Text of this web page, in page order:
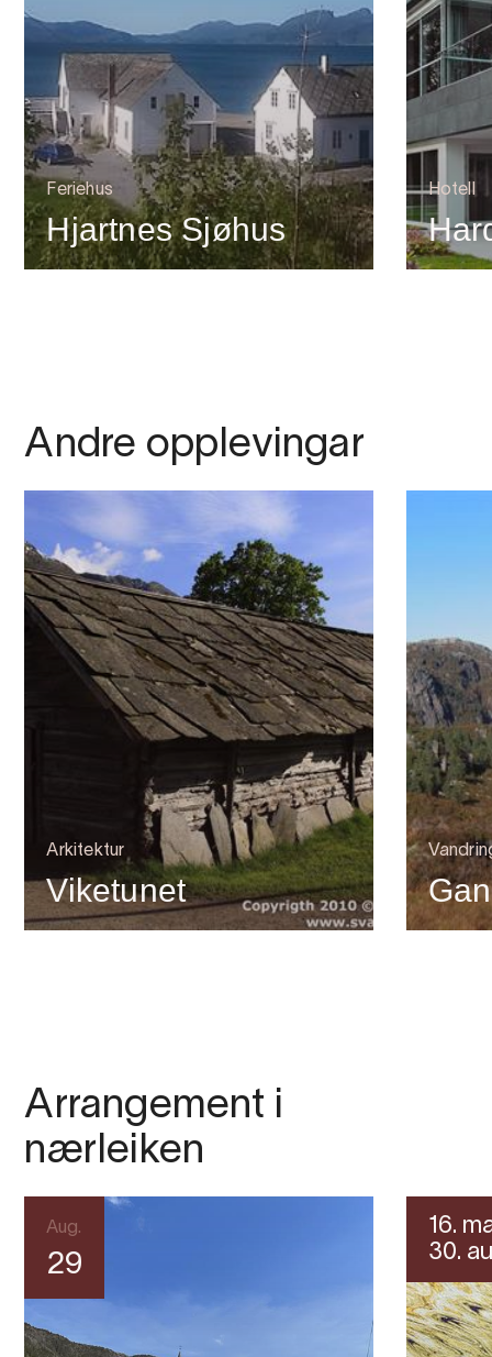
Feriehus
Hjartnes Sjøhus
Hotell
Andre opplevingar
Arkitektur
Viketunet
Arrangement i
nærleiken
Aug.
29
16.
30.